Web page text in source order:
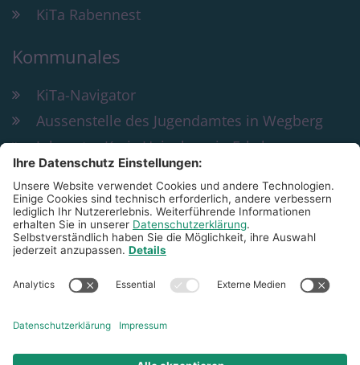
KiTa Rabennest
Kommunales
KiTa-Navigator
Aussenstelle des Jugendamtes in Wegberg
Jobcenter Kreis Heinsberg in Erkelenz
Bildung und Teilhabe
KiTa St. Peter & Paul Wegberg
Rathausplatz 29
peter-und-paul@familienzentrum-
sanktmartinwegberg.de